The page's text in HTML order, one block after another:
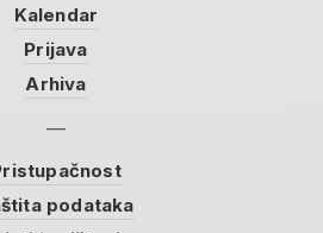
Kalendar
Prijava
Arhiva
podataka